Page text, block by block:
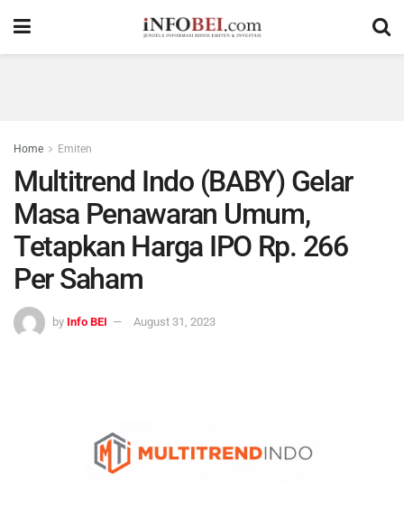
Home Emiten
Multitrend Indo (BABY) Gelar
Masa Penawaran Umum,
Tetapkan Harga IPO Rp. 266
Per Saham
by Info BEI August 31, 2023